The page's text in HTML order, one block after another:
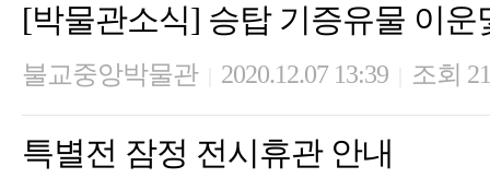
[박물관소식] 승탑 기증유물 이운
불교중앙박물관 2020.12.07 13:39 조회
특별전 잠정 전시휴관 안내